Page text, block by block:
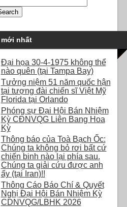
mới nhất
Đại họa 30-4-1975 không thể
nào quên (tại Tampa Bay)
Tưởng niệm 51 năm quốc hận
tại tượng đài chiến sĩ Việt Mỹ
Florida tại Orlando
Phóng sự Đại Hội Bán Nhiệm
Kỳ CĐNVQG Liên Bang Hoa
Kỳ
Thông báo của Toà Bạch Ốc:
Chúng ta không bỏ rơi bất cứ
chiến binh nào lại phía sau.
Chúng ta giải cứu được anh
ấy (tại Iran)!!
Thông Cáo Báo Chí & Quyết
Nghị Đại Hội Bán Nhiệm Kỳ
CDNVQG/LBHK 2026